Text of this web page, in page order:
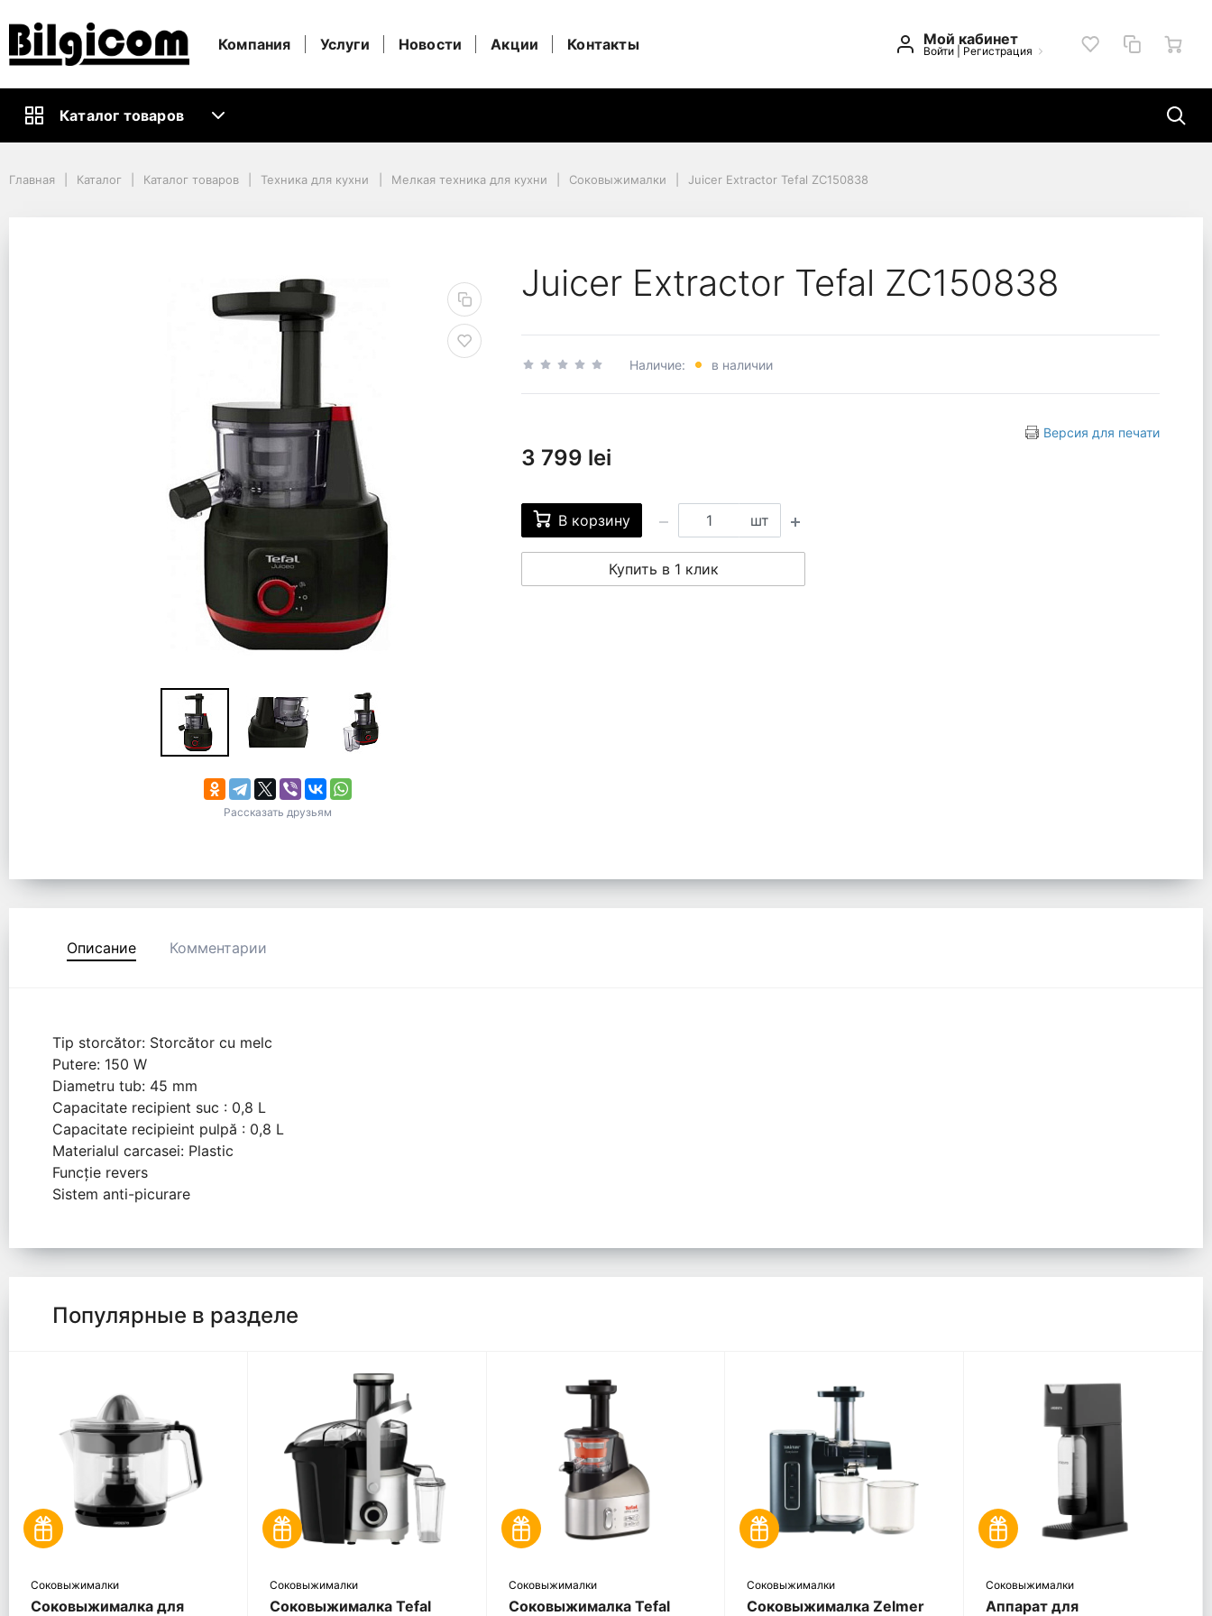
Мой кабинет
Войти| Регистрация
Компания Услуги Новости Акции Контакты
Каталог товаров
Главная
Техника для кухни
Мелкая техника для кухни
Главная Каталог Каталог товаров Техника для кухни Мелкая техника для кухни Соковыжималки Juicer Extractor Tefal ZC150838
Рассказать друзьям
Juicer Extractor Tefal ZC150838
Наличие: в наличии
Версия для печати
3 799 lei
В корзину шт
Купить в 1 клик
Описание Комментарии
Tip storcător: Storcător cu melc
Putere: 150 W
Diametru tub: 45 mm
Capacitate recipient suc : 0,8 L
Capacitate recipieint pulpă : 0,8 L
Materialul carcasei: Plastic
Funcție revers
Sistem anti-picurare
Популярные в разделе
Соковыжималки
Соковыжималка для
Соковыжималки
Соковыжималка Tefal
Соковыжималки
Соковыжималка Tefal
Соковыжималки
Соковыжималка Zelmer
Соковыжималки
Аппарат для